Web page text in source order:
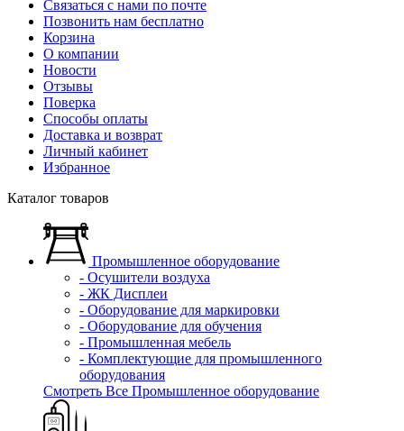
Связаться с нами по почте
Позвонить нам бесплатно
Корзина
О компании
Новости
Отзывы
Поверка
Способы оплаты
Доставка и возврат
Личный кабинет
Избранное
Каталог товаров
Промышленное оборудование
- Осушители воздуха
- ЖК Дисплеи
- Оборудование для маркировки
- Оборудование для обучения
- Промышленная мебель
- Комплектующие для промышленного
оборудования
Смотреть Все Промышленное оборудование